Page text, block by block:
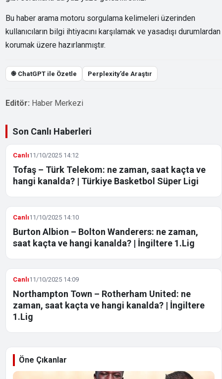
Bu haber arama motoru sorgulama kelimeleri üzerinden
kullanıcıların bilgi ihtiyacını karşılamak ve yasadışı durumlardan
korumak üzere hazırlanmıştır.
֎ ChatGPT ile Özetle Perplexity’de Araştır
Editör: Haber Merkezi
Son Canlı Haberleri
Canlı11/10/2025 14:12
Tofaş – Türk Telekom: ne zaman, saat kaçta ve
hangi kanalda? | Türkiye Basketbol Süper Ligi
Canlı11/10/2025 14:10
Burton Albion – Bolton Wanderers: ne zaman,
saat kaçta ve hangi kanalda? | İngiltere 1.Lig
Canlı11/10/2025 14:09
Northampton Town – Rotherham United: ne
zaman, saat kaçta ve hangi kanalda? | İngiltere
1.Lig
Öne Çıkanlar